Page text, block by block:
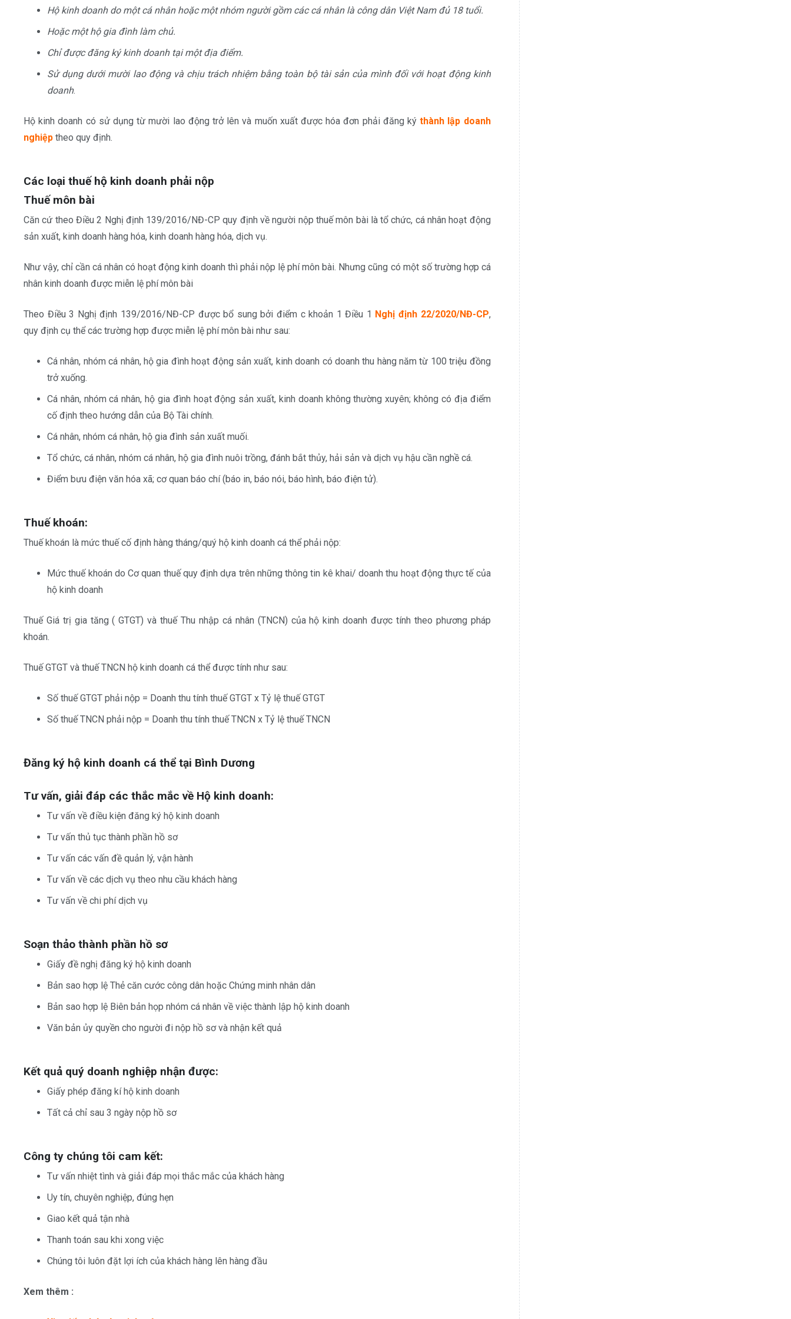
Hộ kinh doanh do một cá nhân hoặc một nhóm người gồm các cá nhân là công dân Việt Nam đủ 18 tuổi.
Hoặc một hộ gia đình làm chủ.
Chỉ được đăng ký kinh doanh tại một địa điểm.
Sử dụng dưới mười lao động và chịu trách nhiệm bằng toàn bộ tài sản của mình đối với hoạt động kinh
doanh.
Hộ kinh doanh có sử dụng từ mười lao động trở lên và muốn xuất được hóa đơn phải đăng kýthành lập doanh
nghiệp theo quy định.
Các loại thuế hộ kinh doanh phải nộp
Thuế môn bài
Căn cứ theo Điều 2 Nghị định 139/2016/NĐ-CP quy định về người nộp thuế môn bài là tổ chức, cá nhân hoạt động
sản xuất, kinh doanh hàng hóa, kinh doanh hàng hóa, dịch vụ.
Như vậy, chỉ cần cá nhân có hoạt động kinh doanh thì phải nộp lệ phí môn bài. Nhưng cũng có một số trường hợp cá
nhân kinh doanh được miễn lệ phí môn bài
Theo Điều 3 Nghị định 139/2016/NĐ-CP được bổ sung bởi điểm c khoản 1 Điều 1 Nghị định 22/2020/NĐ-CP,
quy định cụ thể các trường hợp được miễn lệ phí môn bài như sau:
Cá nhân, nhóm cá nhân, hộ gia đình hoạt động sản xuất, kinh doanh có doanh thu hàng năm từ 100 triệu đồng
trở xuống.
Cá nhân, nhóm cá nhân, hộ gia đình hoạt động sản xuất, kinh doanh không thường xuyên; không có địa điểm
cố định theo hướng dẫn của Bộ Tài chính.
Cá nhân, nhóm cá nhân, hộ gia đình sản xuất muối.
Tổ chức, cá nhân, nhóm cá nhân, hộ gia đình nuôi trồng, đánh bắt thủy, hải sản và dịch vụ hậu cần nghề cá.
Điểm bưu điện văn hóa xã; cơ quan báo chí (báo in, báo nói, báo hình, báo điện tử).
Thuế khoán:
Thuế khoán là mức thuế cố định hàng tháng/quý hộ kinh doanh cá thể phải nộp:
Mức thuế khoán do Cơ quan thuế quy định dựa trên những thông tin kê khai/ doanh thu hoạt động thực tế của
hộ kinh doanh
Thuế Giá trị gia tăng ( GTGT) và thuế Thu nhập cá nhân (TNCN) của hộ kinh doanh được tính theo phương pháp
khoán.
Thuế GTGT và thuế TNCN hộ kinh doanh cá thể được tính như sau:
Số thuế GTGT phải nộp = Doanh thu tính thuế GTGT x Tỷ lệ thuế GTGT
Số thuế TNCN phải nộp = Doanh thu tính thuế TNCN x Tỷ lệ thuế TNCN
Đăng ký hộ kinh doanh cá thể tại Bình Dương
Tư vấn, giải đáp các thắc mắc về Hộ kinh doanh:
Tư vấn về điều kiện đăng ký hộ kinh doanh
Tư vấn thủ tục thành phần hồ sơ
Tư vấn các vấn đề quản lý, vận hành
Tư vấn về các dịch vụ theo nhu cầu khách hàng
Tư vấn về chi phí dịch vụ
Soạn thảo thành phần hồ sơ
Giấy đề nghị đăng ký hộ kinh doanh
Bản sao hợp lệ Thẻ căn cước công dân hoặc Chứng minh nhân dân
Bản sao hợp lệ Biên bản họp nhóm cá nhân về việc thành lập hộ kinh doanh
Văn bản ủy quyền cho người đi nộp hồ sơ và nhận kết quả
Kết quả quý doanh nghiệp nhận được:
Giấy phép đăng kí hộ kinh doanh
Tất cả chỉ sau 3 ngày nộp hồ sơ
Công ty chúng tôi cam kết:
Tư vấn nhiệt tình và giải đáp mọi thắc mắc của khách hàng
Uy tín, chuyên nghiệp, đúng hẹn
Giao kết quả tận nhà
Thanh toán sau khi xong việc
Chúng tôi luôn đặt lợi ích của khách hàng lên hàng đầu
Xem thêm :